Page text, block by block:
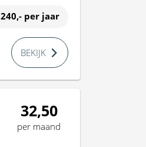
240,- per jaar
BEKIJK
32,50
per maand